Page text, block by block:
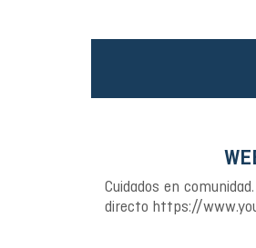
Cuidados en
directo https://